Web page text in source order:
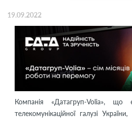
19.09.2022
Компанія «Датагруп-Volia»,
телекомунікаційної галузі